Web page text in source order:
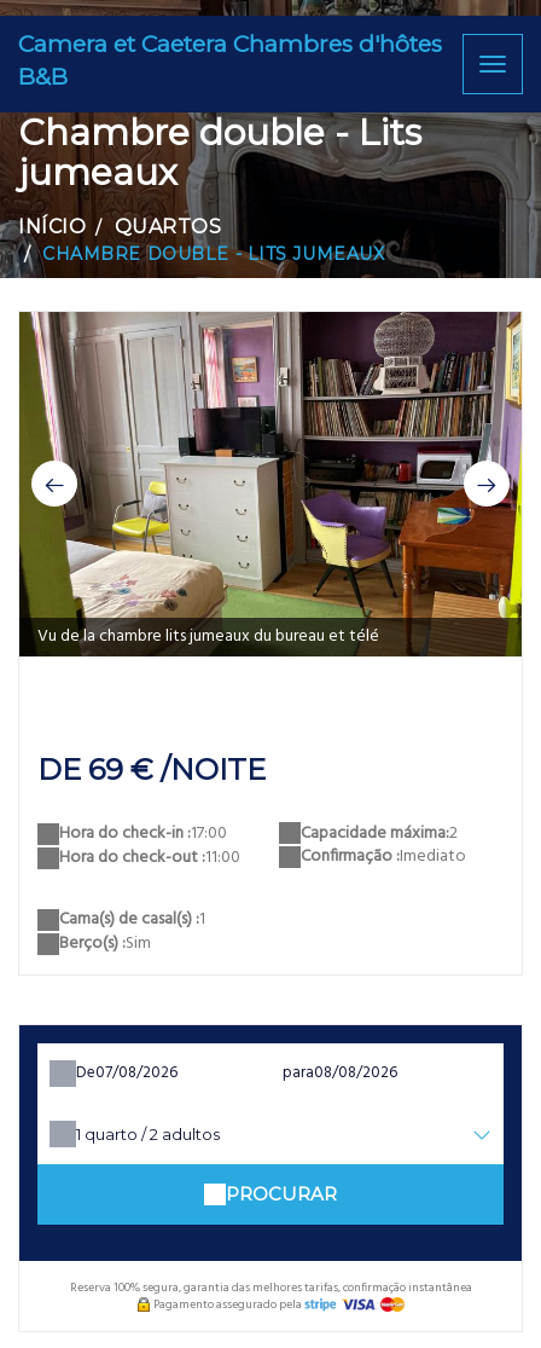
Camera et Caetera Chambres d'hôtes
B&B
Chambre double - Lits
jumeaux
INÍCIO QUARTOS
CHAMBRE DOUBLE - LITS JUMEAUX
Vu de la chambre lits jumeaux du bureau et télé
DE 69 € /NOITE
Hora do check-in :17:00
Hora do check-out :11:00
Capacidade máxima:2
Confirmação :Imediato
Cama(s) de casal(s) :1
Berço(s) :Sim
De para
1 quarto /2 adultos
PROCURAR
Reserva 100% segura, garantia das melhores tarifas, confirmação instantânea
Pagamento assegurado pela